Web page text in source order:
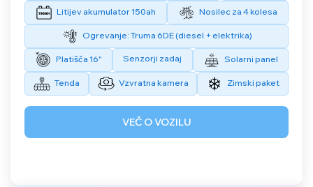
Litijev akumulator 150ah Nosilec za 4 kolesa
Ogrevanje: Truma 6DE (diesel + elektrika)
Platišča 16" Senzorji zadaj Solarni panel
Tenda Vzvratna kamera Zimski paket
VEČ O VOZILU